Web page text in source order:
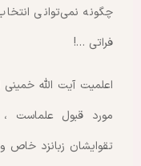
چگونه نمی‌توانی
فراتی …!
اعلمیت آیت الله
مورد قبول علماست
تقوایشان زبانزد